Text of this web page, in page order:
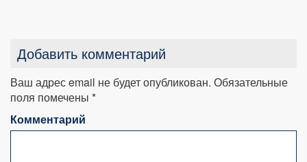
Добавить комментарий
Ваш адрес email не будет опубликован. Обязательные
поля помечены *
Комментарий